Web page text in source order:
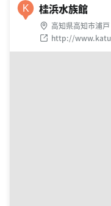
K 桂浜水族館
高知県高知市浦戸
http://